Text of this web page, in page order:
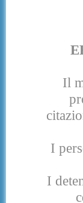
Il
I
I